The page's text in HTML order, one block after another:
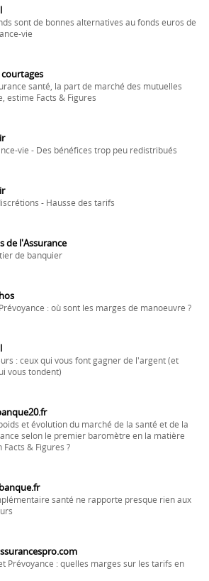
sont de bonnes alternatives au fonds euros de
vie
courtages
santé, la part de marché des mutuelles
estime Facts & Figures
vie - Des bénéfices trop peu redistribués
- Hausse des tarifs
de l'Assurance
de banquier
: où sont les marges de manoeuvre ?
: ceux qui vous font gagner de l'argent (et
vous tondent)
et évolution du marché de la santé et de la
selon le premier baromètre en la matière
Facts & Figures ?
santé ne rapporte presque rien aux
Prévoyance : quelles marges sur les tarifs en